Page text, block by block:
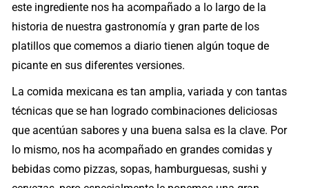
este ingrediente nos ha acompañado a lo largo de la
historia de nuestra gastronomía y gran parte de los
platillos que comemos a diario tienen algún toque de
picante en sus diferentes versiones.
La comida mexicana es tan amplia, variada y con tantas
técnicas que se han logrado combinaciones deliciosas
que acentúan sabores y una buena salsa es la clave. Por
lo mismo, nos ha acompañado en grandes comidas y
bebidas como pizzas, sopas, hamburguesas, sushi y